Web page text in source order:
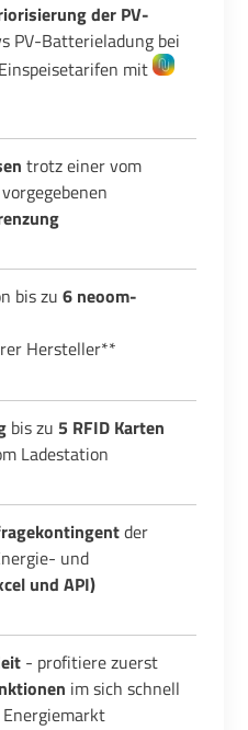
der PV-
PV-Batterieladung bei
mit
trotz einer vom
bis zu6 neoom-
Hersteller**
bis zu 5 RFID Karten
Ladestation
der
und
und API)
- profitiere zuerst
im sich schnell